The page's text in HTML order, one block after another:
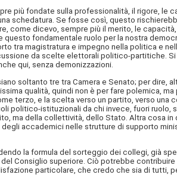
più fondate sulla professionalità, il rigore, le
schedatura. Se fosse così, questo
come dicevo, sempre più il merito, le
fondamentale ruolo per la nostra
tra magistratura e impegno nella politica e
da scelte elettorali politico-partitiche.
qui, senza demonizzazioni.
soltanto tre tra Camera e Senato; per dire,
qualità, quindi non è per fare polemica,
terzo, e la scelta verso un partito, verso una
politico-istituzionali da chi invece, fuori ruolo,
ma della collettività, dello Stato. Altra cosa
accademici nelle strutture di supporto
la formula del sorteggio dei collegi, già
Consiglio superiore. Ciò potrebbe
particolare, che credo che sia di tutti,